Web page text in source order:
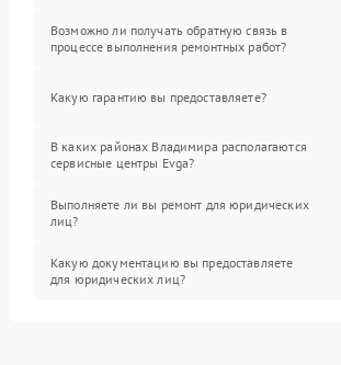
Возможно ли получать обратную связь в
процессе выполнения ремонтных работ?
Какую гарантию вы предоставляете?
В каких районах Владимира располагаются
сервисные центры Evga?
Выполняете ли вы ремонт для юридических
лиц?
Какую документацию вы предоставляете
для юридических лиц?